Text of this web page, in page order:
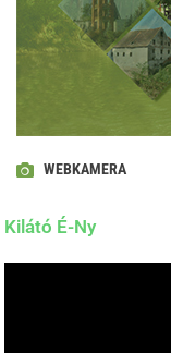
WEBKAMERA
Kilátó É-Ny